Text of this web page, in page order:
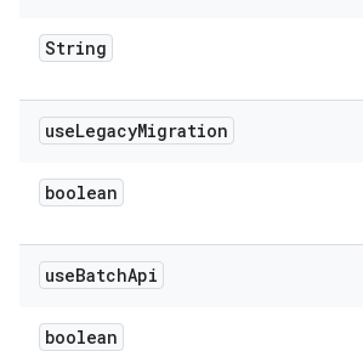
String
useLegacyMigration
boolean
useBatchApi
boolean